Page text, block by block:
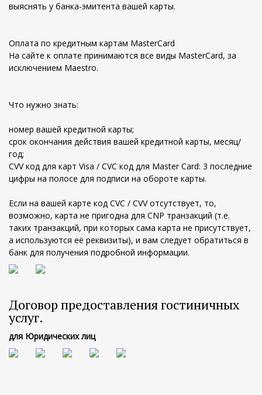
выяснять у банка-эмитента вашей карты.
Оплата по кредитным картам MasterCard
На сайте к оплате принимаются все виды MasterCard, за
исключением Maestro.
Что нужно знать:
номер вашей кредитной карты;
cрок окончания действия вашей кредитной карты, месяц/
год;
CVV код для карт Visa / CVC код для Master Card: 3 последние
цифры на полосе для подписи на обороте карты.
Если на вашей карте код CVC / CVV отсутствует, то,
возможно, карта не пригодна для CNP транзакций (т.е.
таких транзакций, при которых сама карта не присутствует,
а используются её реквизиты), и вам следует обратиться в
банк для получения подробной информации.
Договор предоставления гостиничных
услуг.
для Юридических лиц